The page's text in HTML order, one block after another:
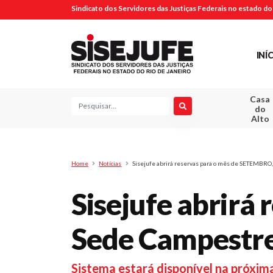
Sindicato dos Servidores das Justiças Federais no estado
Pesquisa
Casa
do
Alto
Home Notícias Sisejufe abrirá reservas para o mês de
Sisejufe abrirá
Sede
Sistema estará disponível na